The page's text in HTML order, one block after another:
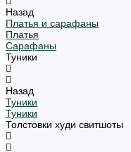
Назад
Платья и сарафаны
Платья
Сарафаны
Туники
Назад
Туники
Туники
Толстовки худи свитшоты